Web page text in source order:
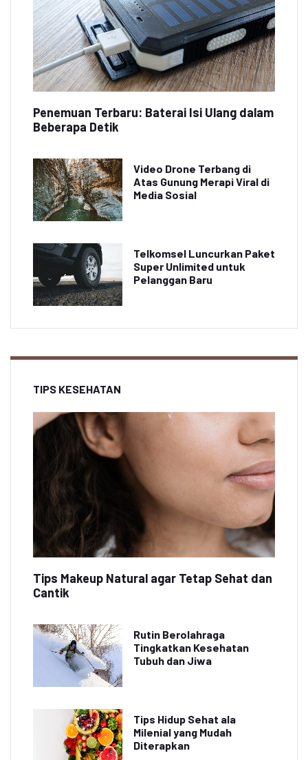
Penemuan Terbaru: Baterai Isi Ulang dalam
Beberapa Detik
Video Drone Terbang di
Atas Gunung Merapi Viral di
Media Sosial
Telkomsel Luncurkan Paket
Super Unlimited untuk
Pelanggan Baru
TIPS KESEHATAN
Tips Makeup Natural agar Tetap Sehat dan
Cantik
Rutin Berolahraga
Tingkatkan Kesehatan
Tubuh dan Jiwa
Tips Hidup Sehat ala
Milenial yang Mudah
Diterapkan